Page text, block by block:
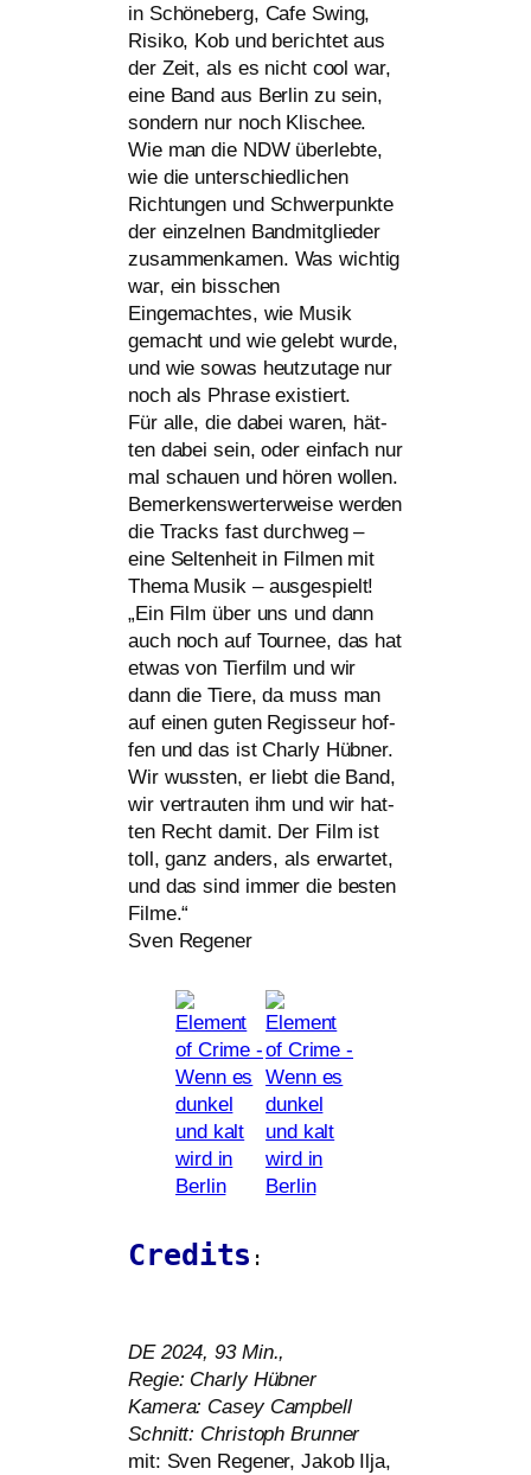
in Schöneberg, Cafe Swing,
Risiko, Kob und berich­tet aus
der Zeit, als es nicht cool war,
eine Band aus Berlin zu sein,
son­dern nur noch Klischee.
Wie man die NDWüber­leb­te,
wie die unter­schied­li­chen
Richtungen und Schwerpunkte
der ein­zel­nen Bandmitglieder
zusam­men­ka­men. Was wich­tig
war, ein biss­chen
Eingemachtes, wie Musik
gemacht und wie gelebt wur­de,
und wie sowas heut­zu­ta­ge nur
noch als Phrase exis­tiert.
Für alle, die dabei waren, hät­
ten dabei sein, oder ein­fach nur
mal schau­en und hören wol­len.
Bemerkenswerterweise wer­den
die Tracks fast durch­weg –
eine Seltenheit in Filmen mit
Thema Musik – aus­ge­spielt!
„Ein Film über uns und dann
auch noch auf Tournee, das hat
etwas von Tierfilm und wir
dann die Tiere, da muss man
auf einen guten Regisseur hof­
fen und das ist Charly Hübner.
Wir wuss­ten, er liebt die Band,
wir ver­trau­ten ihm und wir hat­
ten Recht damit. Der Film ist
toll, ganz anders, als erwar­tet,
und das sind immer die bes­ten
Filme.“
Sven Regener
Credits :
DE2024, 93 Min.,
Regie: Charly Hübner
Kamera: Casey Campbell
Schnitt: Christoph Brunner
mit: Sven Regener, Jakob Ilja,